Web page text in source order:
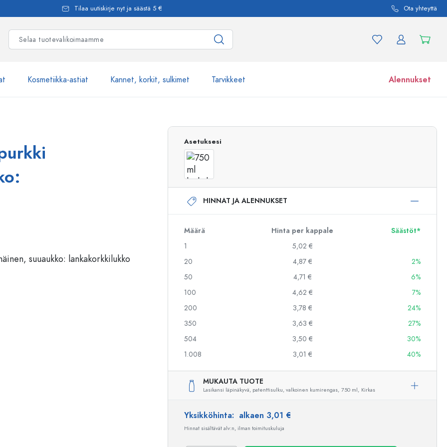
Tilaa uutiskirje nyt ja säästä 5 € Ota yhteyttä
Kosmetiikka-astiat Kannet, korkit, sulkimet Tarvikkeet Alennukset
Estal-Lasipullot
Airless-pumppupullot
Roll-on-pullot
Alkoholipullot
Puristuspullot
Säilytyspullot
Ginipullot
Joulupullot
Koristeelliset pullot
Käymisastiat
Lasipurkit
Asetuksesi
HINNAT JA ALENNUKSET
Määrä Hinta per kappale
Säästöt*
1
5,02 €
20
4,87 €
2%
50
4,71 €
6%
100
4,62 €
7%
200
3,78 €
24%
350
3,63 €
27%
504
3,50 €
30%
1.008
3,01 € 40%
MUKAUTA TUOTE
Lasikansi läpinäkyvä, patenttisulku, valkoinen kumirengas, 750 ml, Kirkas
Yksikköhinta: alkaen 3,01 €
Hinnat sisältävät alv:n, ilman toimituskuluja